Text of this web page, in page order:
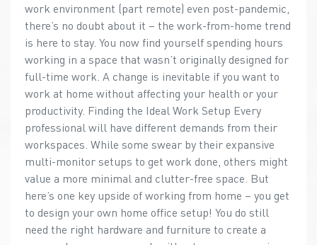
work environment (part remote) even post-pandemic,
there’s no doubt about it – the work-from-home trend
is here to stay. You now find yourself spending hours
working in a space that wasn’t originally designed for
full-time work. A change is inevitable if you want to
work at home without affecting your health or your
productivity. Finding the Ideal Work Setup Every
professional will have different demands from their
workspaces. While some swear by their expansive
multi-monitor setups to get work done, others might
value a more minimal and clutter-free space. But
here’s one key upside of working from home – you get
to design your own home office setup! You do still
need the right hardware and furniture to create a